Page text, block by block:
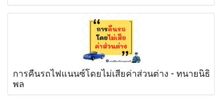
การคืนรถไฟแนนซ์โดยไม่เสียค่าส่วนต่าง - ทนายนิธิ
พล